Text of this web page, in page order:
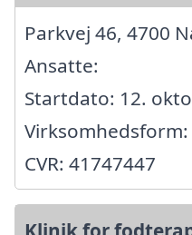
Parkvej 46, 4700
Ansatte:
Startdato: 12.
CVR: 41747447